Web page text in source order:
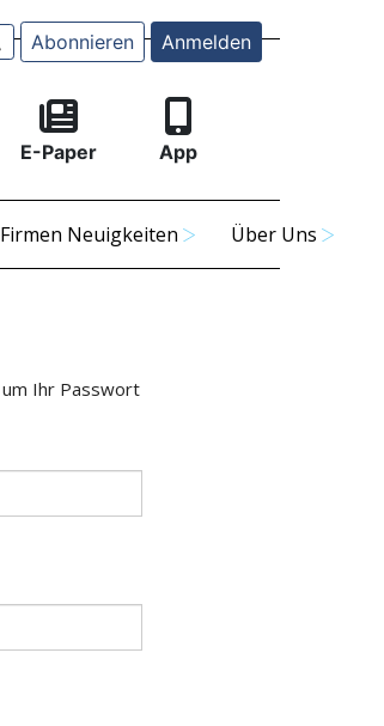
Abonnieren Anmelden
E-Paper App
Firmen Neuigkeiten Über Uns